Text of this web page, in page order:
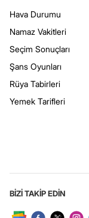
Hava Durumu
Namaz Vakitleri
Seçim Sonuçları
Şans Oyunları
Rüya Tabirleri
Yemek Tarifleri
BİZİ TAKİP EDİN